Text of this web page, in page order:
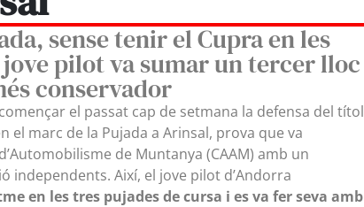
sense tenir el Cupra en les
pilot va sumar un tercer lloc
conservador
el passat cap de setmana la defensa del títol
el marc de la Pujada a Arinsal, prova que va
de Muntanya (CAAM) amb un
independents. Així, el jove pilot d’Andorra
en les tres pujades de cursa i es va fer seva amb